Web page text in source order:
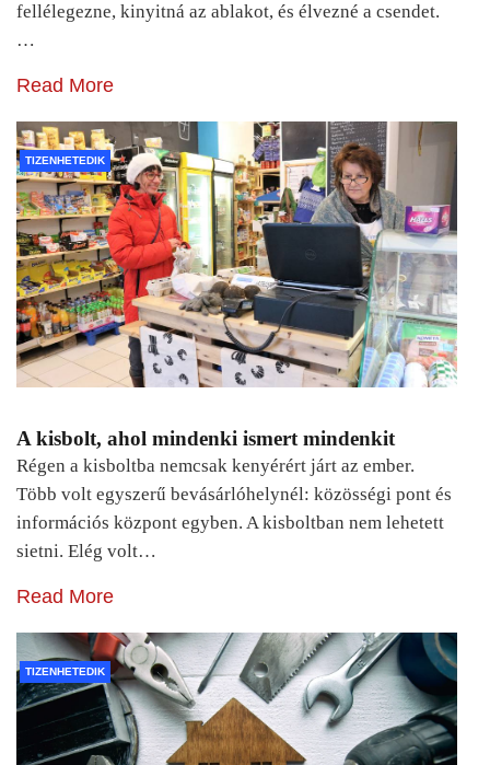
fellélegezne, kinyitná az ablakot, és élvezné a csendet.
…
Read More
TIZENHETEDIK
A kisbolt, ahol mindenki ismert mindenkit
Régen a kisboltba nemcsak kenyérért járt az ember.
Több volt egyszerű bevásárlóhelynél: közösségi pont és
információs központ egyben. A kisboltban nem lehetett
sietni. Elég volt…
Read More
TIZENHETEDIK